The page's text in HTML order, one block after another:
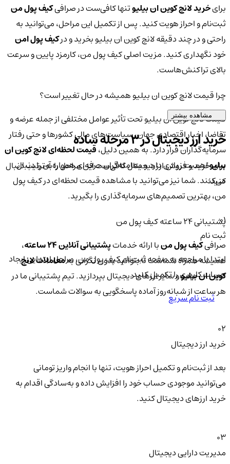
برایخرید لانچ کوین ان بیلیوتنها کافی‌ست در صرافیکیف پول من
ثبت‌نام و احراز هویت کنید. پس از تکمیل این مراحل، می‌توانید به
راحتی و در چند دقیقه لانچ کوین ان بیلیو بخرید و درکیف پول امن
خود نگهداری کنید. مزیت اصلی کیف پول من، کارمزد پایین و سرعت
بالای تراکنش‌هاست.
چرا قیمت لانچ کوین ان بیلیو همیشه در حال تغییر است؟
قیمت لانچ کوین ان بیلیو تحت تأثیر عوامل مختلفی از جمله عرضه و
تقاضا، اخبار اقتصادی جهان، سیاست‌های مالی کشورها و حتی رفتار
سرمایه‌گذاران قرار دارد. به همین دلیل،قیمت لحظه‌ای لانچ کوین ان
بیلیواهمیت زیادی دارد و معامله‌گران حرفه‌ای همواره آن را دنبال
می‌کنند. شما نیز می‌توانید با مشاهده قیمت لحظه‌ای در کیف پول
من، بهترین تصمیم‌های سرمایه‌گذاری را بگیرید.
پشتیبانی ۲۴ ساعته کیف پول من
صرافیکیف پول منبا ارائه خدماتپشتیبانی آنلاین ۲۴ ساعته
،
همیشه همراه شماست تا بتوانید بدون نگرانی بهمعاملات لانچ
کوین ان بیلیوو سایر ارزهای دیجیتال بپردازید. تیم پشتیبانی ما در
هر ساعت از شبانه‌روز آماده پاسخگویی به سوالات شماست.
مشاهده بیشتر
خرید ارز دیجیتال در 3 مرحله ساده
برای خرید و فروش ارز دیجیتال کافی‌ست این مراحل را به‌ترتیب دنبال
کنید:
01
ثبت نام
ابتدا با مراجعه به صفحه ثبت‌نام کیف‌ پول من، مراحل ابتدایی ایجاد
حساب کاربری را تکمیل کنید.
ثبت نام سریع
02
خرید ارز دیجیتال
بعد از ثبت‌نام و تکمیل احراز هویت، تنها با انجام واریز تومانی
می‌توانید موجودی حساب خود را افزایش داده و به‌سادگی اقدام به
خرید ارزهای دیجیتال کنید.
03
مدیریت دارایی دیجیتال